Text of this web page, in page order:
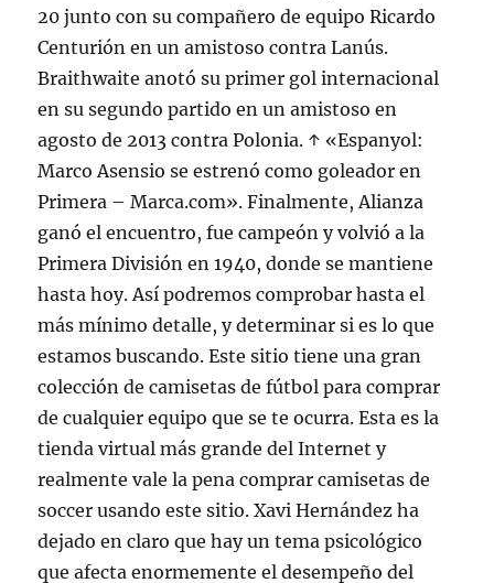
20 junto con su compañero de equipo Ricardo
Centurión en un amistoso contra Lanús.
Braithwaite anotó su primer gol internacional
en su segundo partido en un amistoso en
agosto de 2013 contra Polonia. ↑ «Espanyol:
Marco Asensio se estrenó como goleador en
Primera – Marca.com». Finalmente, Alianza
ganó el encuentro, fue campeón y volvió a la
Primera División en 1940, donde se mantiene
hasta hoy. Así podremos comprobar hasta el
más mínimo detalle, y determinar si es lo que
estamos buscando. Este sitio tiene una gran
colección de camisetas de fútbol para comprar
de cualquier equipo que se te ocurra. Esta es la
tienda virtual más grande del Internet y
realmente vale la pena comprar camisetas de
soccer usando este sitio. Xavi Hernández ha
dejado en claro que hay un tema psicológico
que afecta enormemente el desempeño del